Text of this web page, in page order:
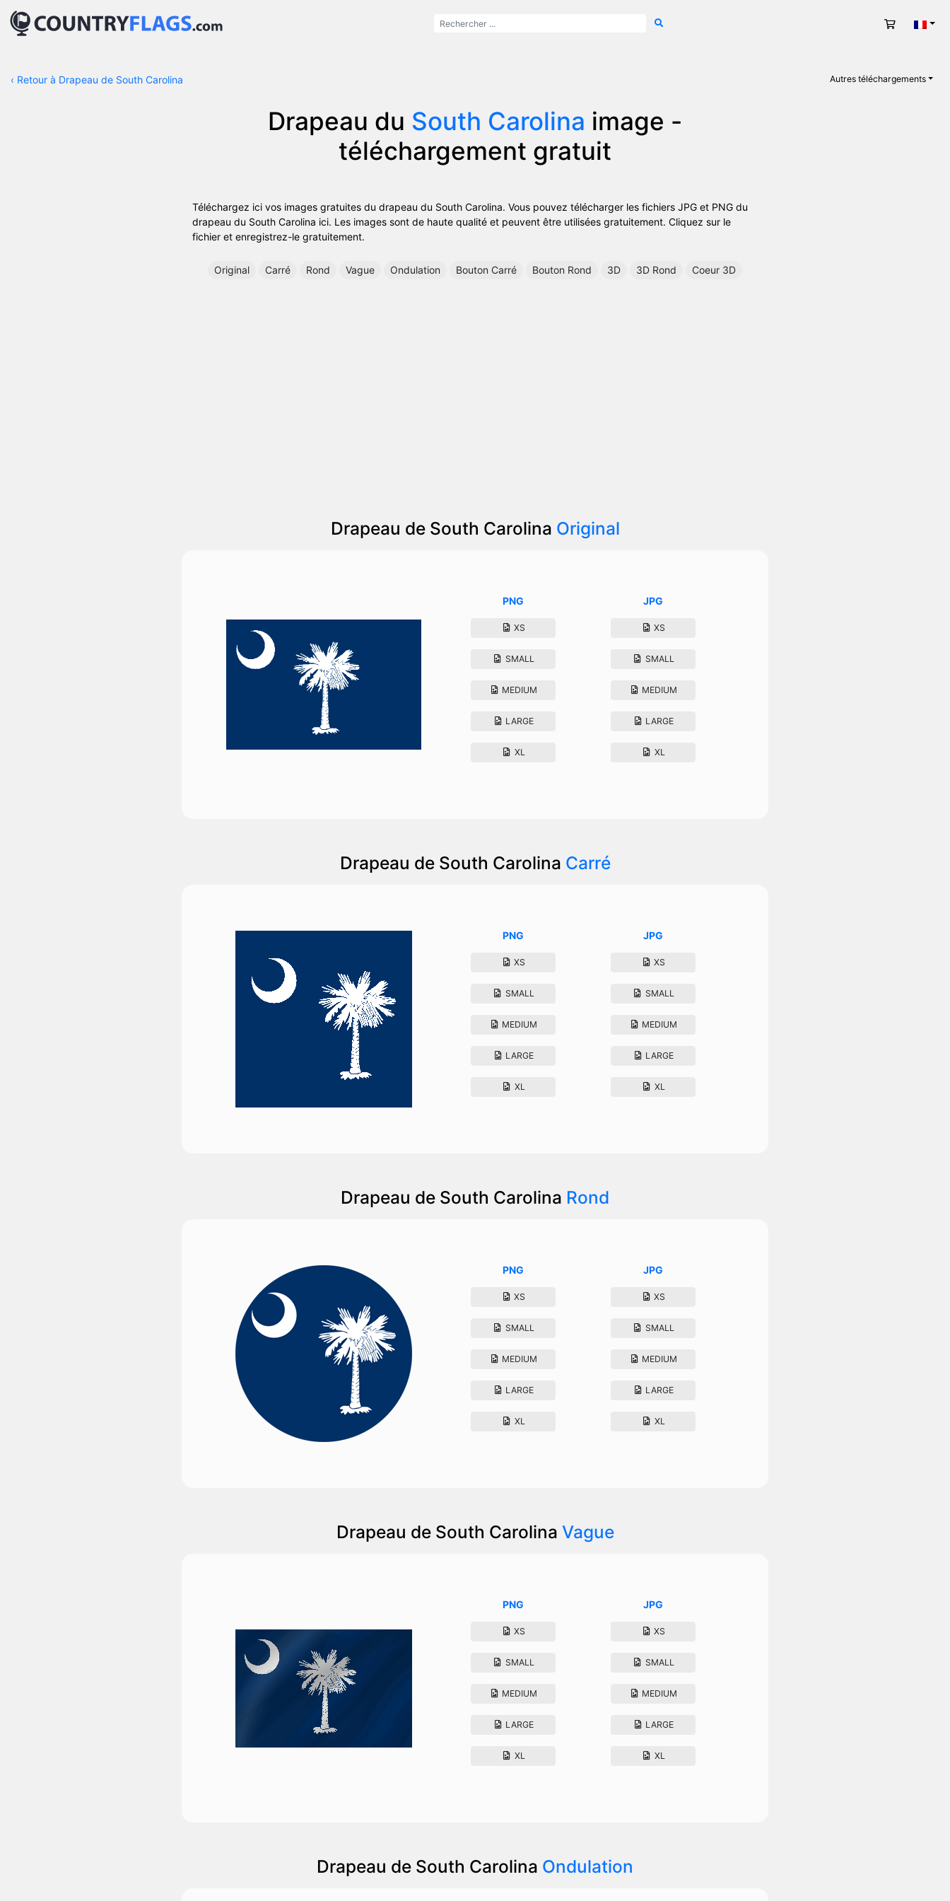
Panier
‹ Retour à Drapeau de South Carolina Autres téléchargements
Drapeau du South Carolina image -
téléchargement gratuit
Téléchargez ici vos images gratuites du drapeau du South Carolina. Vous pouvez télécharger les fichiers JPG et PNG du
drapeau du South Carolina ici. Les images sont de haute qualité et peuvent être utilisées gratuitement. Cliquez sur le
fichier et enregistrez-le gratuitement.
Original Carré Rond Vague Ondulation Bouton Carré Bouton Rond 3D 3D Rond Coeur 3D
Drapeau de South Carolina Original
PNG
XS
SMALL
MEDIUM
LARGE
XL
JPG
XS
SMALL
MEDIUM
LARGE
XL
Drapeau de South Carolina Carré
PNG
XS
SMALL
MEDIUM
LARGE
XL
JPG
XS
SMALL
MEDIUM
LARGE
XL
Drapeau de South Carolina Rond
PNG
XS
SMALL
MEDIUM
LARGE
XL
JPG
XS
SMALL
MEDIUM
LARGE
XL
Drapeau de South Carolina Vague
PNG
XS
SMALL
MEDIUM
LARGE
XL
JPG
XS
SMALL
MEDIUM
LARGE
XL
Drapeau de South Carolina Ondulation